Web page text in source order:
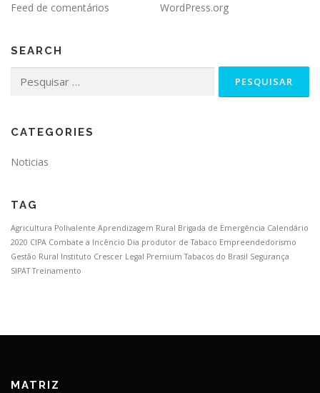
Feed de comentários
WordPress.org
SEARCH
CATEGORIES
Noticias
TAG
Agricultura Polivalente Aprendizagem Rural Brigada de Emergência Calendário
2020 CIPA Combate a Incêncio Dia produtor de Tabaco Empreendedorismo
Gestão Rural Instituto Crescer Legal Premium Tabacos do Brasil Segurança
SIPAT Treinamento
MATRIZ